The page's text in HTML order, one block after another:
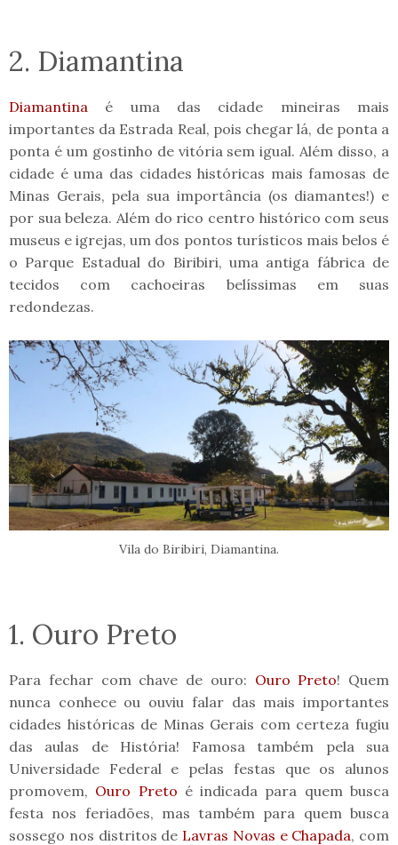
2. Diamantina
Diamantina é uma das cidade mineiras mais
importantes da Estrada Real, pois chegar lá, de ponta a
ponta é um gostinho de vitória sem igual. Além disso, a
cidade é uma das cidades históricas mais famosas de
Minas Gerais, pela sua importância (os diamantes!) e
por sua beleza. Além do rico centro histórico com seus
museus e igrejas, um dos pontos turísticos mais belos é
o Parque Estadual do Biribiri, uma antiga fábrica de
tecidos com cachoeiras belíssimas em suas
redondezas.
Vila do Biribiri, Diamantina.
1. Ouro Preto
Para fechar com chave de ouro: Ouro Preto! Quem
nunca conhece ou ouviu falar das mais importantes
cidades históricas de Minas Gerais com certeza fugiu
das aulas de História! Famosa também pela sua
Universidade Federal e pelas festas que os alunos
promovem, Ouro Preto é indicada para quem busca
festa nos feriadões, mas também para quem busca
sossego nos distritos de Lavras Novas e Chapada, com